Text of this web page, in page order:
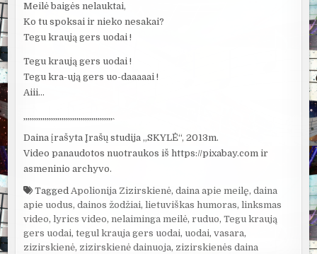
Meilė baigės nelauktai,
Ko tu spoksai ir nieko nesakai?
Tegu kraują gers uodai !
Tegu kraują gers uodai !
Tegu kra-ują gers uo-daaaaai !
Aiii…
`’`’`’`’`’`’`’`’`’`’`’`’`’`’`’`’`’`’`’`’`’`’`’`’`’`’`’`’`’`’`’`’`’`’`’`’`’`’`’`’`’`’`
Daina įrašyta Įrašų studija „SKYLĖ“, 2013m.
Video panaudotos nuotraukos iš https://pixabay.com ir
asmeninio archyvo.
TaggedApolionija Zizirskienė,daina apie meilę,daina
apie uodus,dainos žodžiai,lietuviškas humoras,linksmas
video,lyrics video,nelaiminga meilė,ruduo,Tegu kraują
gers uodai,tegul krauja gers uodai, uodai,vasara,
zizirskienė, zizirskienė dainuoja, zizirskienės daina